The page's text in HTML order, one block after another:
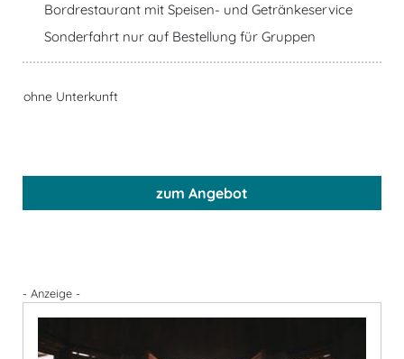
Bordrestaurant mit Speisen- und Getränkeservice
Sonderfahrt nur auf Bestellung für Gruppen
ohne Unterkunft
zum Angebot
- Anzeige -